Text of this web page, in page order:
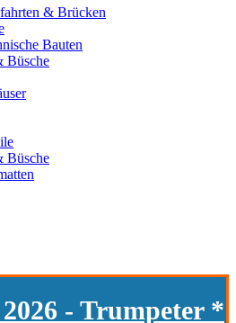
& Brücken
Bauten
Büsche
Büsche
- Trumpeter *